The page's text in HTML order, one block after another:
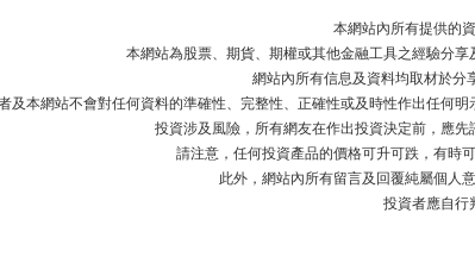
【虎哥】可以買翻中美股票，
美股
升幾
本網站內所有提供的
本網站為股票、期貨、期權或其他金融工具之經驗分
網站內所有信息及資料均取材於分
及本網站不會對任何資料的準確性、完整性、正確性或及時性作出任何
投資涉及風險，所有網友在作出投資決定前，應
請注意，任何投資產品的價格可升可跌，有時
此外，網站內所有留言及回覆純屬個人
投資者應自行